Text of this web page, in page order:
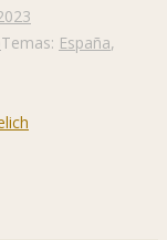
Temas: España,